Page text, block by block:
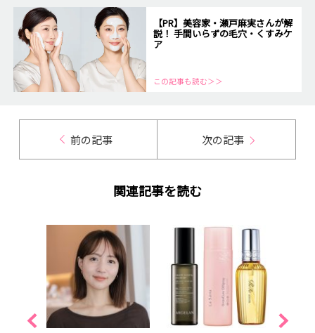
【PR】美容家・瀬戸麻実さんが解
説！ 手間いらずの毛穴・くすみケ
ア
この記事も読む＞＞
前の記事 次の記事
関連記事を読む